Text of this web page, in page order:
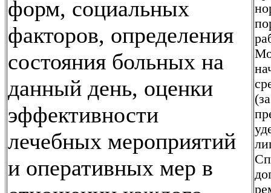
форм, социальных
факторов, определения
состояния больных на
данный день, оценки
эффективности
лечебных мероприятий
и оперативных мер в